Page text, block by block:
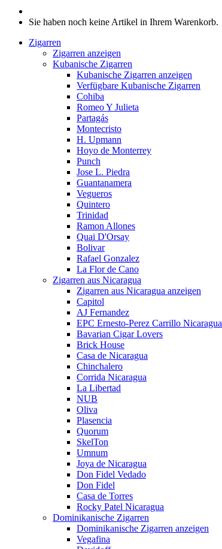
Sie haben noch keine Artikel in Ihrem Warenkorb.
Zigarren
Zigarren anzeigen
Kubanische Zigarren
Kubanische Zigarren anzeigen
Verfügbare Kubanische Zigarren
Cohiba
Romeo Y Julieta
Partagás
Montecristo
H. Upmann
Hoyo de Monterrey
Punch
Jose L. Piedra
Guantanamera
Vegueros
Quintero
Trinidad
Ramon Allones
Quai D'Orsay
Bolivar
Rafael Gonzalez
La Flor de Cano
Zigarren aus Nicaragua
Zigarren aus Nicaragua anzeigen
Capitol
AJ Fernandez
EPC Ernesto-Perez Carrillo Nicaragua
Bavarian Cigar Lovers
Brick House
Casa de Nicaragua
Chinchalero
Corrida Nicaragua
La Libertad
NUB
Oliva
Plasencia
Quorum
SkelTon
Umnum
Joya de Nicaragua
Don Fidel Vedado
Don Fidel
Casa de Torres
Rocky Patel Nicaragua
Dominikanische Zigarren
Dominikanische Zigarren anzeigen
Vegafina